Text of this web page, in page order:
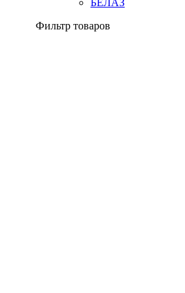
БЕЛАЗ
Фильтр товаров